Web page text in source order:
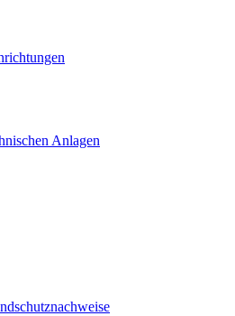
Anlagen